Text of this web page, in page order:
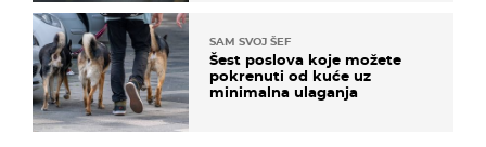
SAM SVOJ ŠEF
Šest poslova koje možete
pokrenuti od kuće uz
minimalna ulaganja